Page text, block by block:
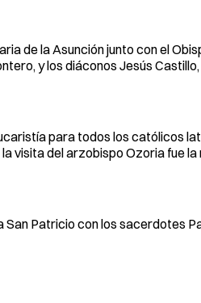
de la Asunción junto con el
y los diáconos Jesús
para todos los católicos
visita del arzobispo Ozoria fue
Patricio con los sacerdotes